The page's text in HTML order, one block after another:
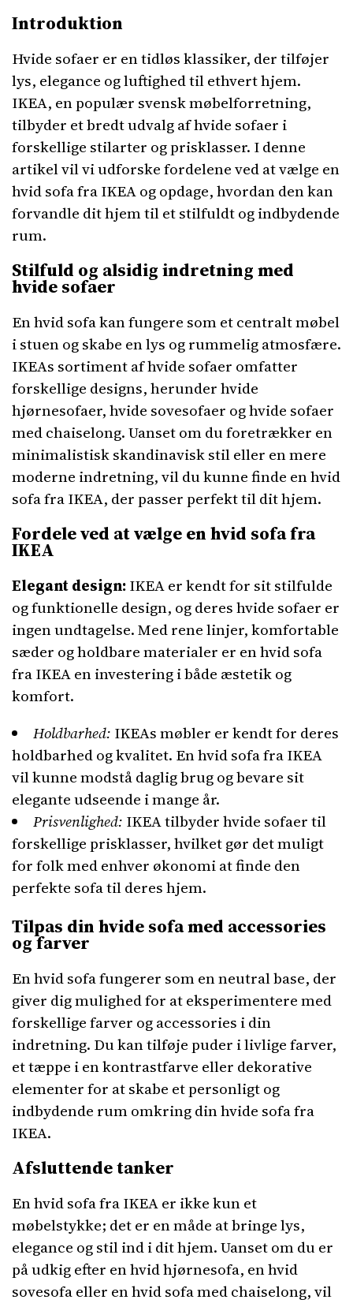
Introduktion
Hvide sofaer er en tidløs klassiker, der tilføjer
lys, elegance og luftighed til ethvert hjem.
IKEA, en populær svensk møbelforretning,
tilbyder et bredt udvalg af hvide sofaer i
forskellige stilarter og prisklasser. I denne
artikel vil vi udforske fordelene ved at vælge en
hvid sofa fra IKEA og opdage, hvordan den kan
forvandle dit hjem til et stilfuldt og indbydende
rum.
Stilfuld og alsidig indretning med
hvide sofaer
En hvid sofa kan fungere som et centralt møbel
i stuen og skabe en lys og rummelig atmosfære.
IKEAs sortiment af hvide sofaer omfatter
forskellige designs, herunder hvide
hjørnesofaer, hvide sovesofaer og hvide sofaer
med chaiselong. Uanset om du foretrækker en
minimalistisk skandinavisk stil eller en mere
moderne indretning, vil du kunne finde en hvid
sofa fra IKEA, der passer perfekt til dit hjem.
Fordele ved at vælge en hvid sofa fra
IKEA
Elegant design:IKEA er kendt for sit stilfulde
og funktionelle design, og deres hvide sofaer er
ingen undtagelse. Med rene linjer, komfortable
sæder og holdbare materialer er en hvid sofa
fra IKEA en investering i både æstetik og
komfort.
Holdbarhed: IKEAs møbler er kendt for deres
holdbarhed og kvalitet. En hvid sofa fra IKEA
vil kunne modstå daglig brug og bevare sit
elegante udseende i mange år.
Prisvenlighed: IKEA tilbyder hvide sofaer til
forskellige prisklasser, hvilket gør det muligt
for folk med enhver økonomi at finde den
perfekte sofa til deres hjem.
Tilpas din hvide sofa med accessories
og farver
En hvid sofa fungerer som en neutral base, der
giver dig mulighed for at eksperimentere med
forskellige farver og accessories i din
indretning. Du kan tilføje puder i livlige farver,
et tæppe i en kontrastfarve eller dekorative
elementer for at skabe et personligt og
indbydende rum omkring din hvide sofa fra
IKEA.
Afsluttende tanker
En hvid sofa fra IKEA er ikke kun et
møbelstykke; det er en måde at bringe lys,
elegance og stil ind i dit hjem. Uanset om du er
på udkig efter en hvid hjørnesofa, en hvid
sovesofa eller en hvid sofa med chaiselong, vil